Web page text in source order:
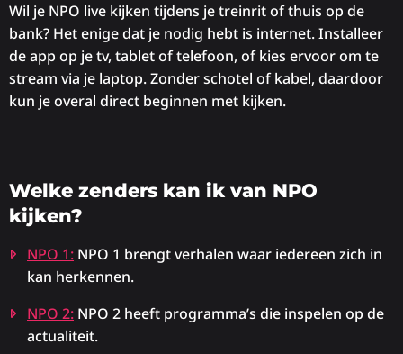
Wil je NPO live kijken tijdens je treinrit of thuis op de
bank? Het enige dat je nodig hebt is internet. Installeer
de app op je tv, tablet of telefoon, of kies ervoor om te
stream via je laptop. Zonder schotel of kabel, daardoor
kun je overal direct beginnen met kijken.
Welke zenders kan ik van NPO
kijken?
NPO 1: NPO 1 brengt verhalen waar iedereen zich in
kan herkennen.
NPO 2: NPO 2 heeft programma’s die inspelen op de
actualiteit.